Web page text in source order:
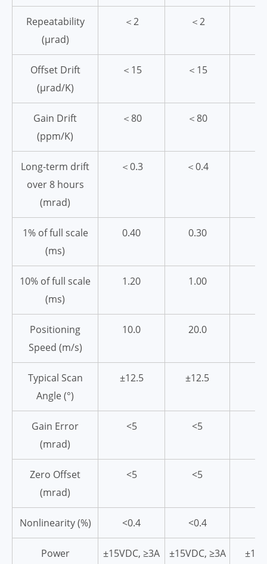
Repeatability
(µrad)
＜2 ＜2
Offset Drift
(µrad/K)
＜15 ＜15
Gain Drift
(ppm/K)
＜80 ＜80
Long-term drift
over 8 hours
(mrad)
＜0.3 ＜0.4
1% of full scale
(ms)
0.40 0.30
10% of full scale
(ms)
1.20 1.00
Positioning
Speed (m/s)
10.0 20.0
Typical Scan
Angle (°)
±12.5 ±12.5
Gain Error
(mrad)
<5 <5
Zero Offset
(mrad)
<5 <5
Nonlinearity (%) <0.4 <0.4
Power
±15VDC, ≥3A ±15VDC, ≥3A